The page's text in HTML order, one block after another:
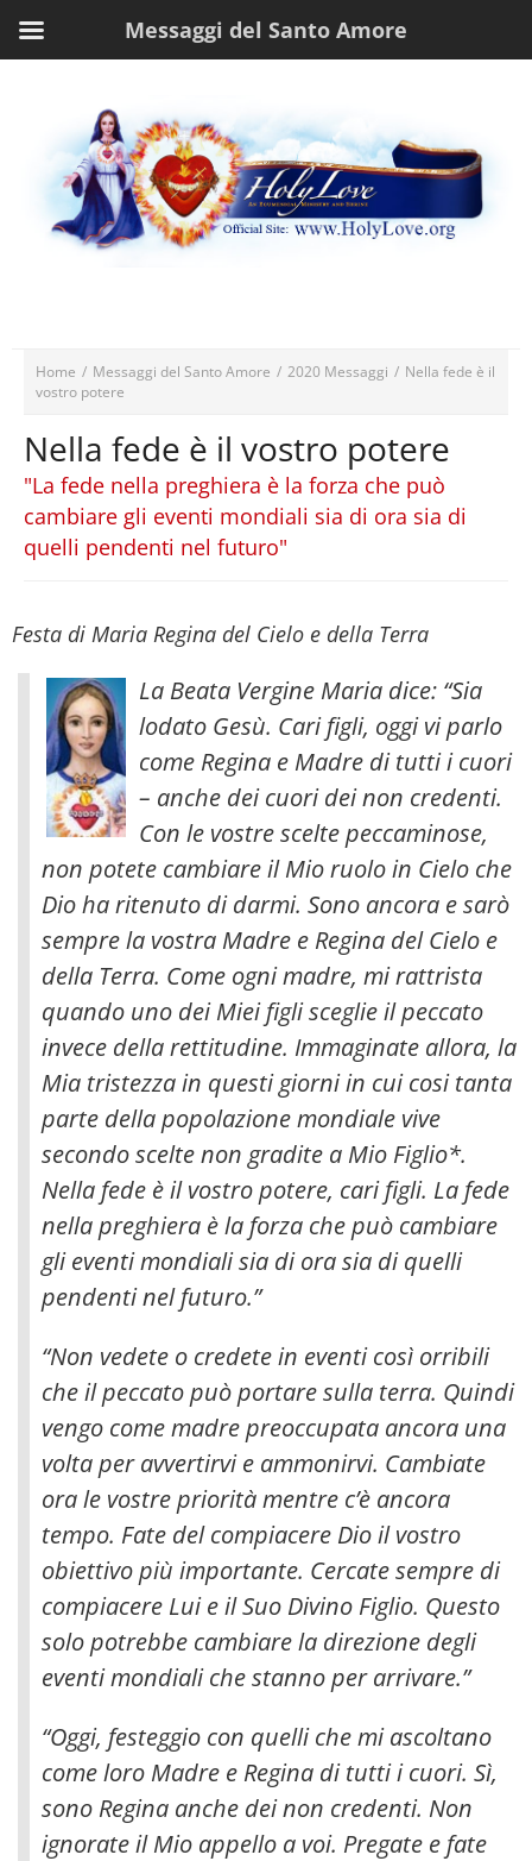
Home / Messaggi del Santo Amore / 2020 Messaggi / Nella fede è il
vostro potere
Nella fede è il vostro potere
"La fede nella preghiera è la forza che può
cambiare gli eventi mondiali sia di ora sia di
quelli pendenti nel futuro"
Festa di Maria Regina del Cielo e della Terra
La Beata Vergine Maria dice: “Sia
lodato Gesù. Cari figli, oggi vi parlo
come Regina e Madre di tutti i cuori
– anche dei cuori dei non credenti.
Con le vostre scelte peccaminose,
non potete cambiare il Mio ruolo in Cielo che
Dio ha ritenuto di darmi. Sono ancora e sarò
sempre la vostra Madre e Regina del Cielo e
della Terra. Come ogni madre, mi rattrista
quando uno dei Miei figli sceglie il peccato
invece della rettitudine. Immaginate allora, la
Mia tristezza in questi giorni in cui cosi tanta
parte della popolazione mondiale vive
secondo scelte non gradite a Mio Figlio*.
Nella fede è il vostro potere, cari figli. La fede
nella preghiera è la forza che può cambiare
gli eventi mondiali sia di ora sia di quelli
pendenti nel futuro.”
“Non vedete o credete in eventi così orribili
che il peccato può portare sulla terra. Quindi
vengo come madre preoccupata ancora una
volta per avvertirvi e ammonirvi. Cambiate
ora le vostre priorità mentre c’è ancora
tempo. Fate del compiacere Dio il vostro
obiettivo più importante. Cercate sempre di
compiacere Lui e il Suo Divino Figlio. Questo
solo potrebbe cambiare la direzione degli
eventi mondiali che stanno per arrivare.”
“Oggi, festeggio con quelli che mi ascoltano
come loro Madre e Regina di tutti i cuori. Sì,
sono Regina anche dei non credenti. Non
ignorate il Mio appello a voi. Pregate e fate
Messaggi del Santo Amore